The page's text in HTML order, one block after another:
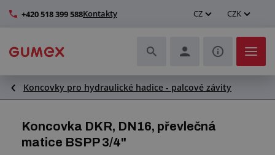
+420 518 399 588Kontakty CZ CZK
Hadice a jejich kompletace
Profily a výroba těsnění
Koncovky pro hydraulické hadice - palcové závity
Koncovka DKR, DN16, převlečná
matice BSPP 3/4"